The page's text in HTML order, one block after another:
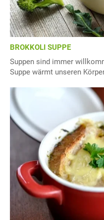
BROKKOLI SUPPE
Suppen sind immer
Suppe wärmt unseren